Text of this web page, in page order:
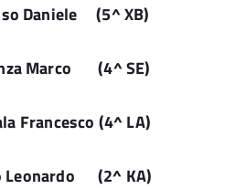
Daniele (5^ XB)
Marco (4^ SE)
Francesco (4^ LA)
Leonardo (2^ KA)